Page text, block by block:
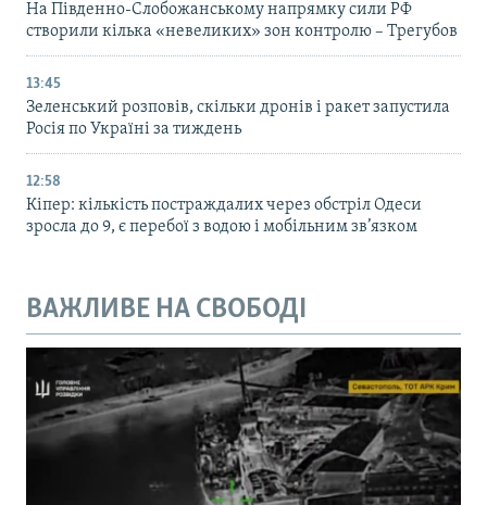
На Південно-Слобожанському напрямку сили РФ
створили кілька «невеликих» зон контролю – Трегубов
13:45
Зеленський розповів, скільки дронів і ракет запустила
Росія по Україні за тиждень
12:58
Кіпер: кількість постраждалих через обстріл Одеси
зросла до 9, є перебої з водою і мобільним зв’язком
ВАЖЛИВЕ НА СВОБОДІ